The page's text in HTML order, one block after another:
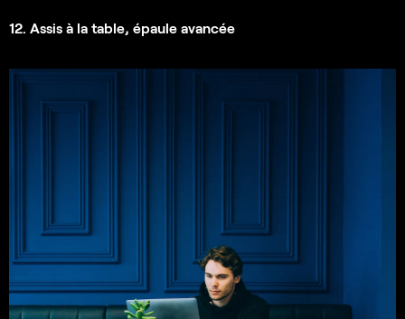
12. Assis à la table, épaule avancée